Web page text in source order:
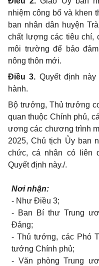
nhiệm công bố và khen
ban nhân dân huyện
chất lượng các tiêu chí,
môi trường để bảo
nông thôn mới.
Điều 3. Quyết định
hành.
Bộ trưởng, Thủ trưởng
quan thuộc Chính phủ,
ương các chương trình
2025, Chủ tịch Ủy ban
chức, cá nhân có liên
Quyết định này./.
Nơinhận:
- Như Điều 3;
- Ban Bí thư Trung
Đảng;
-Thủ tướng, các Phó
tướng Chính phủ;
- Văn phòng Trung